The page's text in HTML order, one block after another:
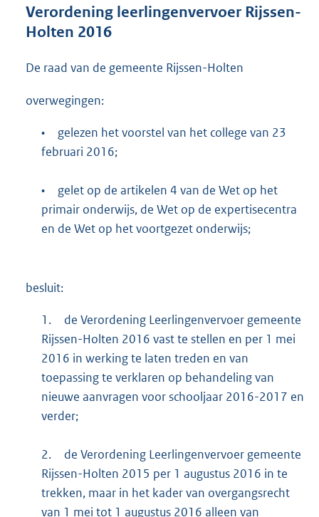
r
t
1
Verordening leerlingenvervoer Rijssen-
Holten 2016
De raad van de gemeente Rijssen-Holten
overwegingen:
•
gelezen het voorstel van het college van 23
februari 2016;
•
gelet op de artikelen 4 van de Wet op het
primair onderwijs, de Wet op de expertisecentra
en de Wet op het voortgezet onderwijs;
besluit:
1.
de Verordening Leerlingenvervoer gemeente
Rijssen-Holten 2016 vast te stellen en per 1 mei
2016 in werking te laten treden en van
toepassing te verklaren op behandeling van
nieuwe aanvragen voor schooljaar 2016-2017 en
verder;
2.
de Verordening Leerlingenvervoer gemeente
Rijssen-Holten 2015 per 1 augustus 2016 in te
trekken, maar in het kader van overgangsrecht
van 1 mei tot 1 augustus 2016 alleen van